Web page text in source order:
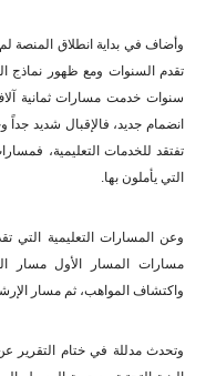
وأضاف في بداية انطلاق المنصة
تقدم السنوات ومع ظهور نماذج
سنوات خدمت مسارات ثمانية
انضمام جديد، فالإقبال شديد
تفتقد للخدمات التعليمية،
التي يأملون بها.
وعن المسارات التعليمية التي
مسارات المسار الأول مسار
واكتشاف المواهب، ثم مسار
وتحدث مدللة في ختام التقرير